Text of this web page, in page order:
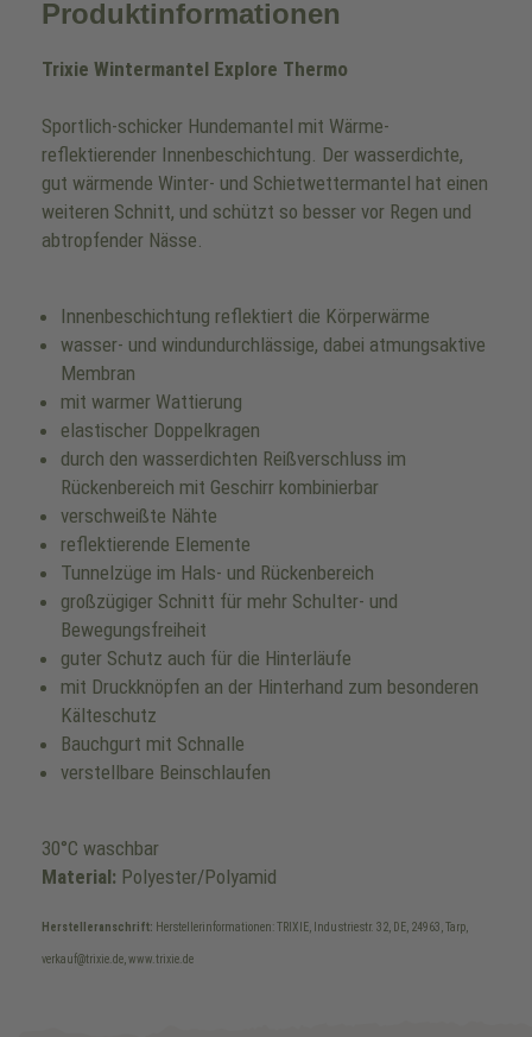
Produktinformationen
Trixie Wintermantel Explore Thermo
Sportlich-schicker Hundemantel mit Wärme-
reflektierender Innenbeschichtung. Der wasserdichte,
gut wärmende Winter- und Schietwettermantel hat einen
weiteren Schnitt, und schützt so besser vor Regen und
abtropfender Nässe.
Innenbeschichtung reflektiert die Körperwärme
wasser- und windundurchlässige, dabei atmungsaktive
Membran
mit warmer Wattierung
elastischer Doppelkragen
durch den wasserdichten Reißverschluss im
Rückenbereich mit Geschirr kombinierbar
verschweißte Nähte
reflektierende Elemente
Tunnelzüge im Hals- und Rückenbereich
großzügiger Schnitt für mehr Schulter- und
Bewegungsfreiheit
guter Schutz auch für die Hinterläufe
mit Druckknöpfen an der Hinterhand zum besonderen
Kälteschutz
Bauchgurt mit Schnalle
verstellbare Beinschlaufen
30°C waschbar
Material: Polyester/Polyamid
Herstelleranschrift: Herstellerinformationen: TRIXIE, Industriestr. 32, DE, 24963, Tarp,
verkauf@trixie.de, www.trixie.de